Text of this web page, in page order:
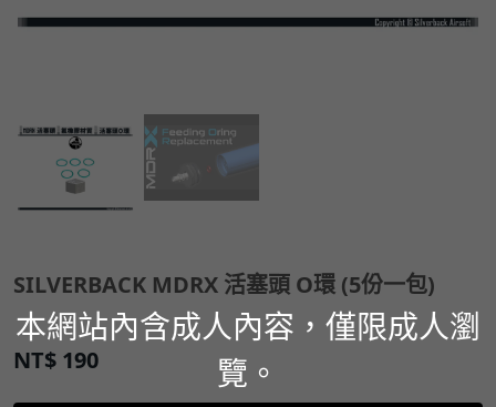
SILVERBACK MDRX 活塞頭 O環 (5份一包)
NT$ 190
本網站內含成人內容，僅限成人瀏
覽。